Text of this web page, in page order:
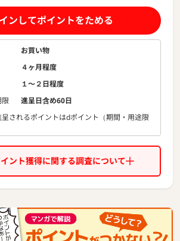
ンしてポイントをためる
お買い物
４ヶ月程度
１〜２日程度
進呈日含め60日
されるポイントはdポイント（期間・用途限
イント獲得に関する調査について